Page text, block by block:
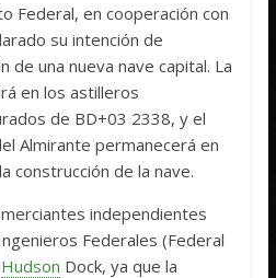
Federal, en cooperación con
su intención de
de una nueva nave capital. La
en los astilleros
de BD+03 2338, y el
Almirante permanecerá en
construcción de la nave.
independientes
Federales (Federal
Hudson Dock, ya que la